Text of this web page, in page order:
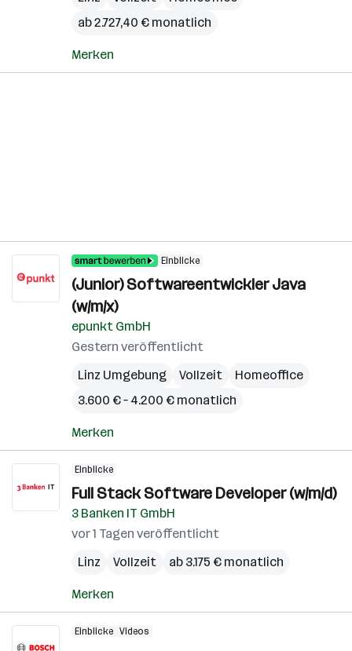
ab 2.727,40 € monatlich
Merken
Einblicke
(Junior) Softwareentwickler Java
(w/m/x)
epunkt GmbH
Gestern veröffentlicht
Linz Umgebung
Vollzeit
Homeoffice
3.600 € – 4.200 € monatlich
Merken
Einblicke
Full Stack Software Developer (w/m/d)
3 Banken IT GmbH
vor 1 Tagen veröffentlicht
Linz
Vollzeit ab 3.175 € monatlich
Merken
Einblicke Videos